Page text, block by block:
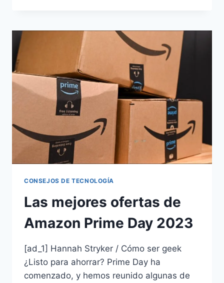
CONSEJOS DE TECNOLOGÍA
Las mejores ofertas de
Amazon Prime Day 2023
[ad_1] Hannah Stryker / Cómo ser geek
¿Listo para ahorrar? Prime Day ha
comenzado, y hemos reunido algunas de